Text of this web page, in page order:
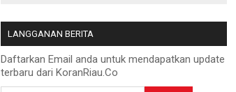
LANGGANAN BERITA
Daftarkan Email anda untuk mendapatkan update
terbaru dari KoranRiau.Co